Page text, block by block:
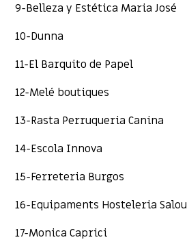
9-Belleza y Estética Maria José
10-Dunna
11-El Barquito de Papel
12-Melé boutiques
13-Rasta Perruqueria Canina
14-Escola Innova
15-Ferreteria Burgos
16-Equipaments Hosteleria Salou
17-Monica Caprici